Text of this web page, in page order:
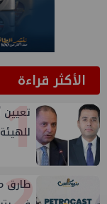
الأكثر قراءة1
تعيين
للهيئة
طارق